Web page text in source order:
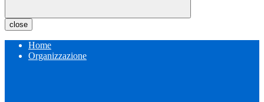
close
Home
Organizzazione